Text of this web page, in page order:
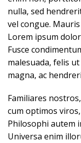
nulla, sed
vel congue.
Lorem ipsum
Fusce
malesuada, felis
magna, ac
Familiares
cum optimos
Philosophi autem
Universa enim